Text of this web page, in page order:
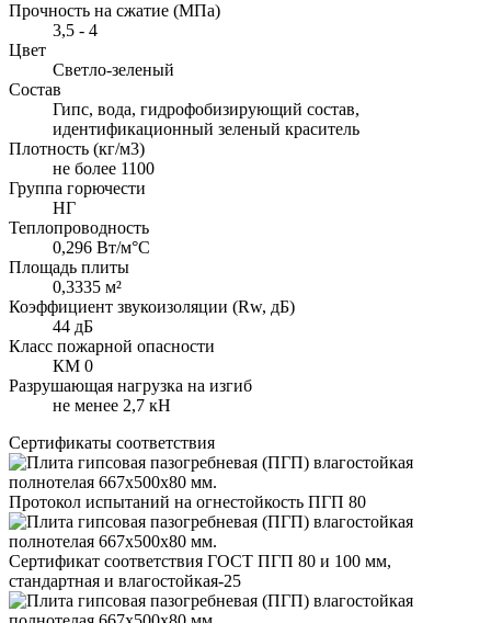
Прочность на сжатие (МПа)
3,5 - 4
Цвет
Светло-зеленый
Состав
Гипс, вода, гидрофобизирующий состав,
идентификационный зеленый краситель
Плотность (кг/м3)
не более 1100
Группа горючести
НГ
Теплопроводность
0,296 Вт/м°С
Площадь плиты
0,3335 м²
Коэффициент звукоизоляции (Rw, дБ)
44 дБ
Класс пожарной опасности
КМ 0
Разрушающая нагрузка на изгиб
не менее 2,7 кН
Сертификаты соответствия
Протокол испытаний на огнестойкость ПГП 80
Сертификат соответствия ГОСТ ПГП 80 и 100 мм,
стандартная и влагостойкая-25